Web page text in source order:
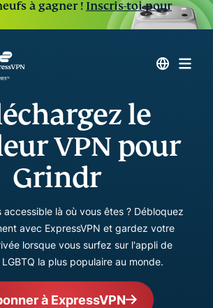
à gagner ! Inscris-toi pour
le
VPN pour
Grindr
accessible là où vous êtes ? Débloquez
avec ExpressVPN et gardez votre
lorsque vous surfez sur l'appli de
la plus populaire au monde.
à ExpressVPN